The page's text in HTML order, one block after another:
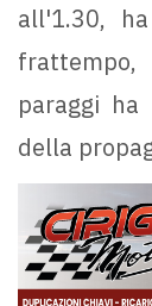
all'1.30,
paraggi
della